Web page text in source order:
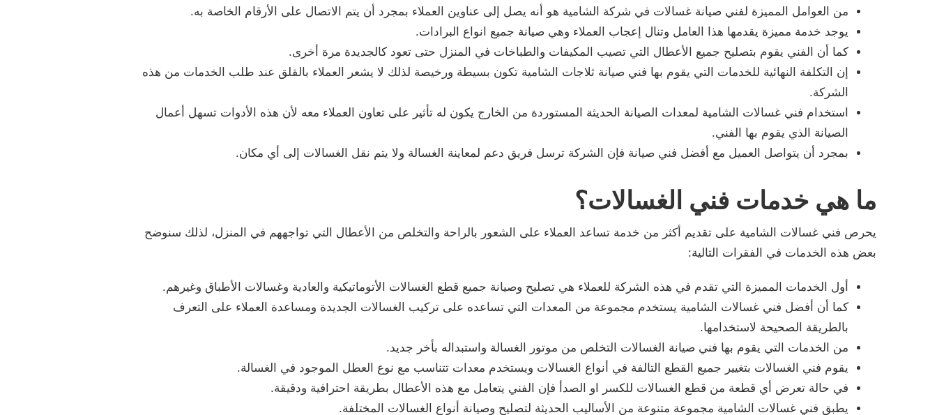
من العوامل المميزة لفني صيانة غسالات في شركة الشامية هو أنه يصل إلى عناوين العملاء بمجرد أن يتم الاتصال على الأرقام الخاصة به.
يوجد خدمة مميزة يقدمها هذا العامل وتنال إعجاب العملاء وهي صيانة جميع انواع البرادات.
كما أن الفني يقوم بتصليح جميع الأعطال التي تصيب المكيفات والطباخات في المنزل حتى تعود كالجديدة مرة أخرى.
إن التكلفة النهائية للخدمات التي يقوم بها فني صيانة ثلاجات الشامية تكون بسيطة ورخيصة لذلك لا يشعر العملاء بالقلق عند طلب الخدمات من هذه
الشركة.
استخدام فني غسالات الشامية لمعدات الصيانة الحديثة المستوردة من الخارج يكون له تأثير على تعاون العملاء معه لأن هذه الأدوات تسهل أعمال
الصيانة الذي يقوم بها الفني.
بمجرد أن يتواصل العميل مع أفضل فني صيانة فإن الشركة ترسل فريق دعم لمعاينة الغسالة ولا يتم نقل الغسالات إلى أي مكان.
ما هي خدمات فني الغسالات؟
يحرص فني غسالات الشامية على تقديم أكثر من خدمة تساعد العملاء على الشعور بالراحة والتخلص من الأعطال التي تواجههم في المنزل، لذلك سنوضح
بعض هذه الخدمات في الفقرات التالية:
أول الخدمات المميزة التي تقدم في هذه الشركة للعملاء هي تصليح وصيانة جميع قطع الغسالات الأتوماتيكية والعادية وغسالات الأطباق وغيرهم.
كما أن أفضل فني غسالات الشامية يستخدم مجموعة من المعدات التي تساعده على تركيب الغسالات الجديدة ومساعدة العملاء على التعرف
بالطريقة الصحيحة لاستخدامها.
من الخدمات التي يقوم بها فني صيانة الغسالات التخلص من موتور الغسالة واستبداله بأخر جديد.
يقوم فني الغسالات بتغيير جميع القطع التالفة في أنواع الغسالات ويستخدم معدات تتناسب مع نوع العطل الموجود في الغسالة.
في حالة تعرض أي قطعة من قطع الغسالات للكسر او الصدأ فإن الفني يتعامل مع هذه الأعطال بطريقة احترافية ودقيقة.
يطبق فني غسالات الشامية مجموعة متنوعة من الأساليب الحديثة لتصليح وصيانة أنواع الغسالات المختلفة.